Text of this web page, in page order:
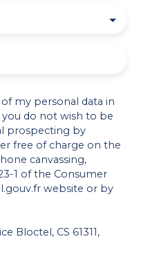
my personal data in
you do not wish to be
prospecting by
free of charge on the
canvassing,
1 of the Consumer
website or by
Bloctel, CS 61311,